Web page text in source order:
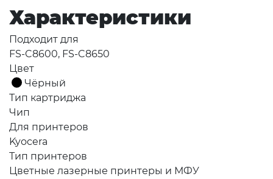
Характеристики
Подходит для
FS-C8600, FS-C8650
Цвет
Чёрный
Тип картриджа
Чип
Для принтеров
Kyocera
Тип принтеров
Цветные лазерные принтеры и МФУ